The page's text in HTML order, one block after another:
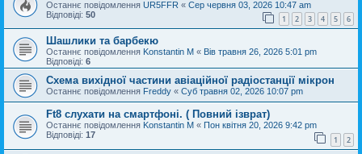
Останнє повідомлення UR5FFR « Сер червня 03, 2026 10:47 am
Відповіді: 50 1 2 3 4 5 6
Шашлики та барбекю
Останнє повідомлення Konstantin M « Вів травня 26, 2026 5:01 pm
Відповіді: 6
Схема вихідної частини авіаційної радіостанції мікрон
Останнє повідомлення Freddy « Суб травня 02, 2026 10:07 pm
Ft8 слухати на смартфоні. ( Повний ізврат)
Останнє повідомлення Konstantin M « Пон квітня 20, 2026 9:42 pm
Відповіді: 17 1 2